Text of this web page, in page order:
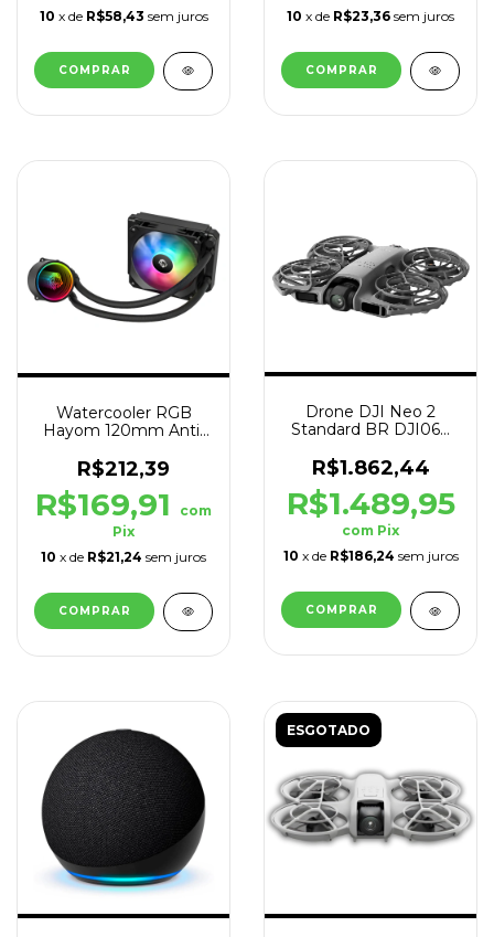
10 x de R$58,43 sem juros
10 x de R$23,36 sem juros
Watercooler RGB
Hayom 120mm Anti-
FC1314 Preto
R$212,39
R$169,91
com
Pix
10 x de R$21,24 sem juros
Drone DJI Neo 2
Standard BR DJI069
R$1.862,44
R$1.489,95
com Pix
10 x de R$186,24 sem juros
ESGOTADO